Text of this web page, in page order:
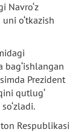
Navro‘z
o‘tkazish
bag‘ishlangan
Prezident
qutlug‘
Respublikasi